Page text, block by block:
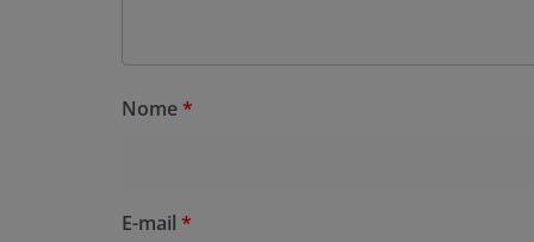
Nome*
E-mail *